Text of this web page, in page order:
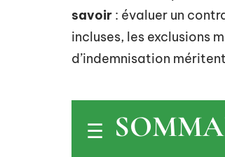
savoir : évaluer un
incluses, les exclusions
d’indemnisation